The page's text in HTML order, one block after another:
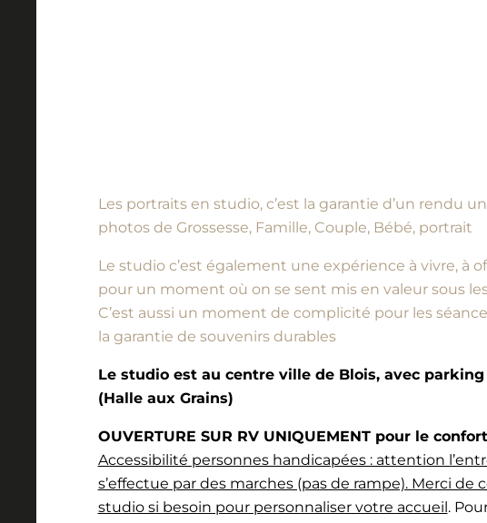
Les portraits en studio, c’est la garantie d’un rendu
photos de Grossesse, Famille, Couple, Bébé, portrait
Le studio c’est également une expérience à vivre, à
pour un moment où on se sent mis en valeur sous
C’est aussi un moment de complicité pour les
la garantie de souvenirs durables
Le studio est au centre ville de Blois, avec
(Halle aux Grains)
OUVERTURE SUR RV UNIQUEMENT pour le
Accessibilité personnes handicapées : attention
s’effectue par des marches (pas de rampe). Merci de
studio si besoin pour personnaliser votre accueil.